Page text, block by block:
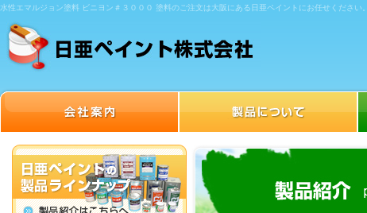
水性エマルジョン塗料 ビニヨン＃３０００ 塗料のご注文は大阪にある日亜ペイントにお任せください。